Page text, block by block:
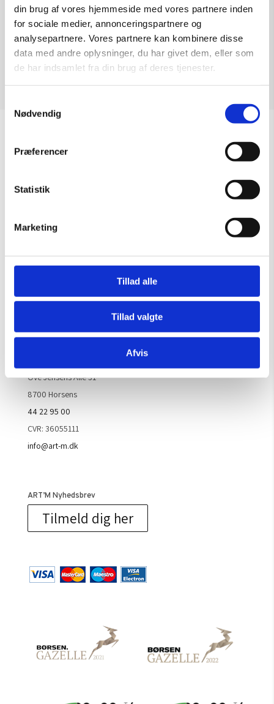
din brug af vores hjemmeside med vores partnere inden
for sociale medier, annonceringspartnere og
analysepartnere. Vores partnere kan kombinere disse
data med andre oplysninger, du har givet dem, eller som
de har indsamlet fra din brug af deres tjenester.
Nødvendig
Præferencer
Statistik
Marketing
Tillad alle
Tillad valgte
Afvis
Tilføj til kurv
OBS: Galleriet er lukket i uge 29
Mandag – Torsdag:
Lørdag, søndag & helligdage:
Handelsbetingelser
Ove Jensens Allé 31
8700 Horsens
44 22 95 00
CVR: 36055111
info@art-m.dk
ART’M Nyhedsbrev
Tilmeld dig her